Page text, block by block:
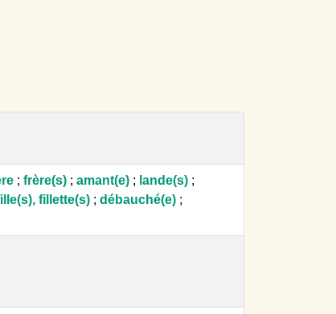
; frère(s) ; amant(e) ; lande(s) ;
fillette(s) ; débauché(e) ;